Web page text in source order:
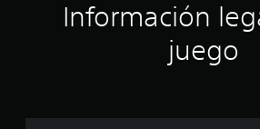
Información
juego